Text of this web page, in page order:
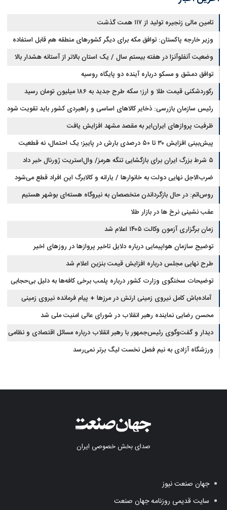
تامین مالی زنجیره تولید از ۱۱۷ همت گذشت
وزیر خارجه پاکستان: توافق مکه برای دیگر کشورهای منطقه هم قابل استفاده
است
وضعیت آنفلوآنزا در هفته بیستم سال / یک استان بالاتر از آستانه هشدار بالا
توافق دمشق و مسکو درباره آینده دو پایگاه روسیه
رکوردشکنی قیمت طلا و ارز؛ سکه طرح جدید به ۱۸۶ میلیون تومان رسید
رئیس سازمان بازرسی: ذخایر کالاهای اساسی و راهبردی کشور باید تقویت شود
ظرفیت پروازهای ایران‌ایر به مقصد مشهد افزایش یافت
پیش‌بینی افزایش ۳۰ تا ۵۰ درصدی بارش در پاییز؛ یک احتمال، نه قطعیت
۵ شرط بزرگ ایران برای بازگشایی تنگه هرمز/ وال‌استریت ژورنال خبر داد
ضرب‌الاجل نهایی دولت به خانوارها / یارانه و کالابرگ این افراد قطع می‌شود
روس‌اتم: در حال بازگرداندن متخصصان به نیروگاه هسته‌ای بوشهر هستیم
عقب نشینی نرخ ها در بازار طلا
زمان برگزاری آزمون وکالت ۱۴۰۵ اعلام شد
توضیح سازمان هواپیمایی درباره دلایل تاخیر پروازها در روزهای اخیر
طرح نهایی مجلس درباره افزایش قیمت بنزین اعلام شد
توضیحات سخنگوی وزارت کشور درباره پلمب برخی کافه‌ها به دلیل بی‌حجابی
آماده‌باش کامل نیروی زمینی ارتش در مرزها + پیام فرمانده نیروی زمینی
ارتش
محسن رضایی نماینده رهبر انقلاب در شورای عالی امنیت ملی شد
دیدار و گفت‌وگوی رئیس‌جمهور با رهبر انقلاب درباره مسائل اقتصادی و نظامی
کشور
ورزشگاه آزادی به نیم فصل نخست لیگ برتر نمی‌رسد
صدای بخش خصوصی ایران
جهان صنعت نیوز
سایت قدیمی روزنامه جهان صنعت